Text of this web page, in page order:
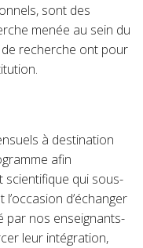
sont des
menée au sein du
recherche ont pour
à destination
afin
scientifique qui sous-
d’échanger
par nos enseignants-
leur intégration,